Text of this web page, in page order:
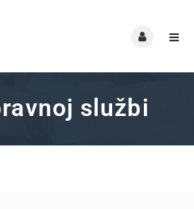
službi